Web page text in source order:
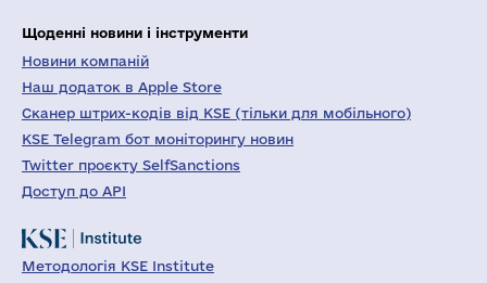
Щоденні новини і інструменти
Новини компаній
Наш додаток в Apple Store
Сканер штрих-кодів від KSE (тільки для мобільного)
KSE Telegram бот моніторингу новин
Twitter проєкту SelfSanctions
Доступ до API
Методологія KSE Institute